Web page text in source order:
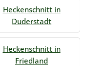
Heckenschnitt in
Duderstadt
Heckenschnitt in
Friedland